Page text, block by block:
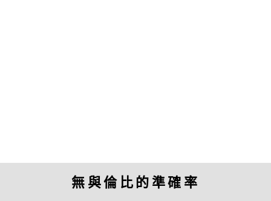
無與倫比的準確率